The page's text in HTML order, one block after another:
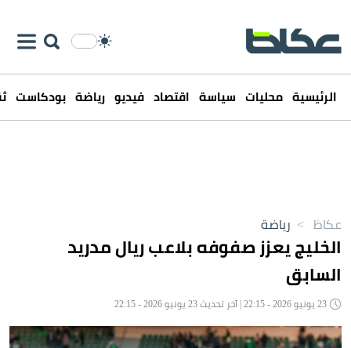
الرئيسية محليات سياسة اقتصاد فيديو رياضة بودكاست
عكاظ > رياضة
الخليج يعزز صفوفه بلاعب ريال مدريد
السابق